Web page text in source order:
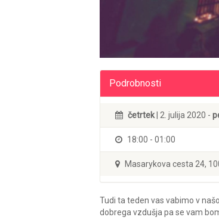
Podrobnosti
četrtek | 2. julija 2020 -
18:00 - 01:00
Masarykova cesta 24,
Tudi ta teden vas vabimo v
dobrega vzdušja pa se vam